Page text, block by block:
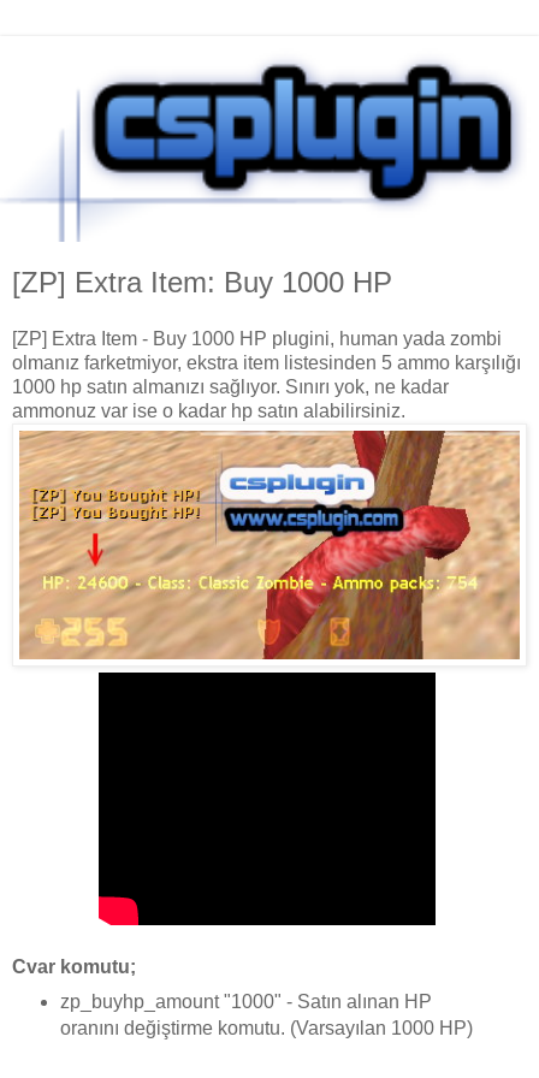
[ZP] Extra Item: Buy 1000 HP
[ZP] Extra Item - Buy 1000 HP plugini, human yada zombi
olmanız farketmiyor, ekstra item listesinden 5 ammo karşılığı
1000 hp satın almanızı sağlıyor. Sınırı yok, ne kadar
ammonuz var ise o kadar hp satın alabilirsiniz.
Cvar komutu;
zp_buyhp_amount "1000" - Satın alınan HP
oranını değiştirme komutu. (Varsayılan 1000 HP)